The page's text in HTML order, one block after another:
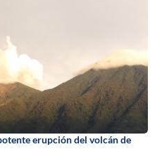
erupción del volcán de